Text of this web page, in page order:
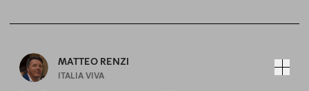
MATTEO RENZI
ITALIA VIVA